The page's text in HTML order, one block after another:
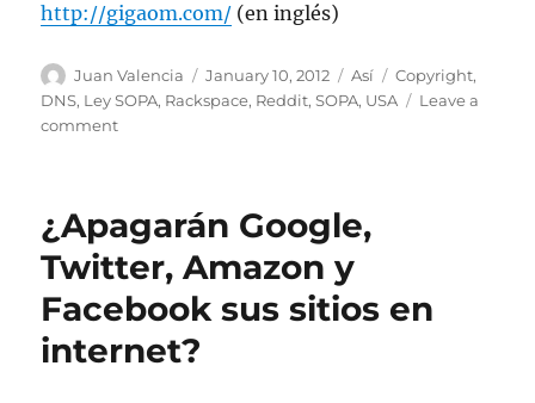
http://gigaom.com/ (en inglés)
Author
Juan Valencia
Posted
on
January 10, 2012 Categories
Así Tags
Copyright,
DNS, Ley SOPA, Rackspace, Reddit,SOPA, USA
Leave a
commenton
industria
tecnológica
hablarán
al
congreso
sobre
¿Apagarán Google,
Twitter, Amazon y
Facebook sus sitios en
internet?